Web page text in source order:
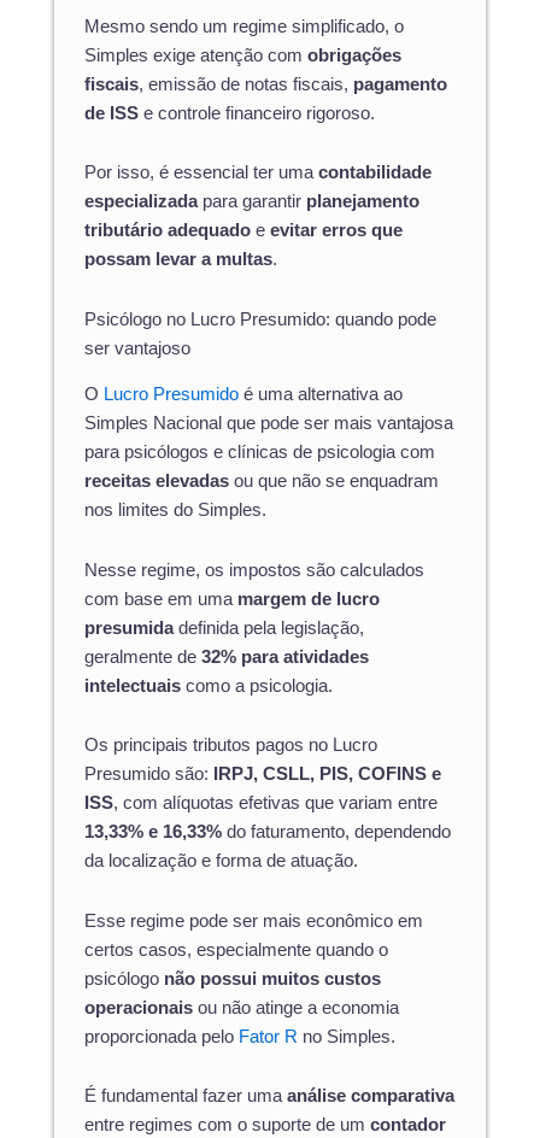
Mesmo sendo um regime simplificado, o
Simples exige atenção com obrigações
fiscais, emissão de notas fiscais, pagamento
de ISS e controle financeiro rigoroso.
Por isso, é essencial ter umacontabilidade
especializadapara garantir planejamento
tributário adequado e evitar erros que
possam levar a multas.
Psicólogo no Lucro Presumido: quando pode
ser vantajoso
O Lucro Presumido é uma alternativa ao
Simples Nacional que pode ser mais vantajosa
para psicólogos e clínicas de psicologia com
receitas elevadas ou que não se enquadram
nos limites do Simples.
Nesse regime, os impostos são calculados
com base em uma margem de lucro
presumidadefinida pela legislação,
geralmente de 32% para atividades
intelectuais como a psicologia.
Os principais tributos pagos no Lucro
Presumido são:
IRPJ, CSLL, PIS, COFINS e
ISS, com alíquotas efetivas que variam entre
13,33% e 16,33% do faturamento, dependendo
da localização e forma de atuação.
Esse regime pode ser mais econômico em
certos casos, especialmente quando o
psicólogo não possui muitos custos
operacionais ou não atinge a economia
proporcionada pelo Fator R no Simples.
É fundamental fazer umaanálise comparativa
entre regimes com o suporte de um contador